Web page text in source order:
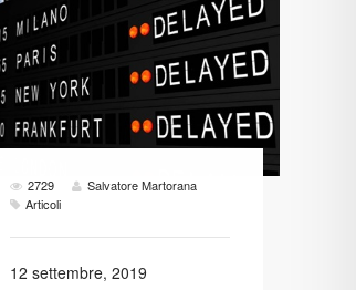
2729
Salvatore Martorana
Articoli
12 settembre, 2019